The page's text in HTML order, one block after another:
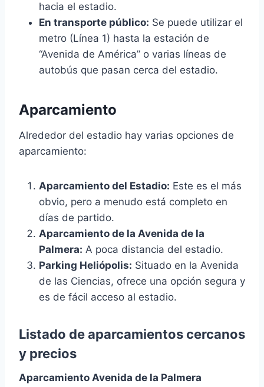
hacia el estadio.
En transporte público: Se puede utilizar el
metro (Línea 1) hasta la estación de
“Avenida de América” o varias líneas de
autobús que pasan cerca del estadio.
Aparcamiento
Alrededor del estadio hay varias opciones de
aparcamiento:
Aparcamiento del Estadio: Este es el más
obvio, pero a menudo está completo en
días de partido.
Aparcamiento de la Avenida de la
Palmera: A poca distancia del estadio.
Parking Heliópolis: Situado en la Avenida
de las Ciencias, ofrece una opción segura y
es de fácil acceso al estadio.
Listado de aparcamientos cercanos
y precios
Aparcamiento Avenida de la Palmera